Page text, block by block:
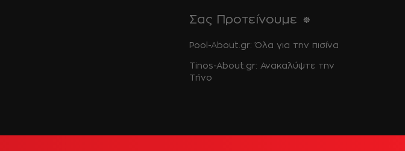
Σας Προτείνουμε
Pool-About.gr: Όλα για την πισίνα
Tinos-About.gr: Ανακαλύψτε την
Τήνο